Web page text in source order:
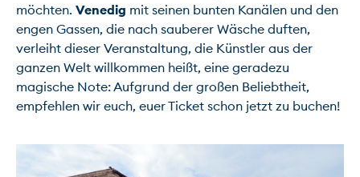
möchten. Venedig mit seinen bunten Kanälen und den
engen Gassen, die nach sauberer Wäsche duften,
verleiht dieser Veranstaltung, die Künstler aus der
ganzen Welt willkommen heißt, eine geradezu
magische Note: Aufgrund der großen Beliebtheit,
empfehlen wir euch, euer Ticket schon jetzt zu buchen!